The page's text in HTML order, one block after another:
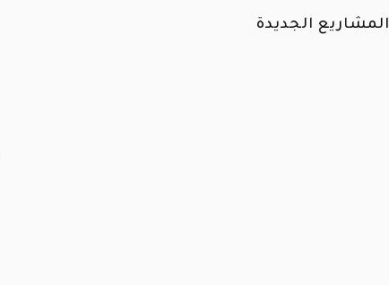
المشاريع الجديدة